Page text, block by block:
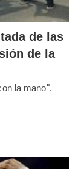
de las
de la
la mano",